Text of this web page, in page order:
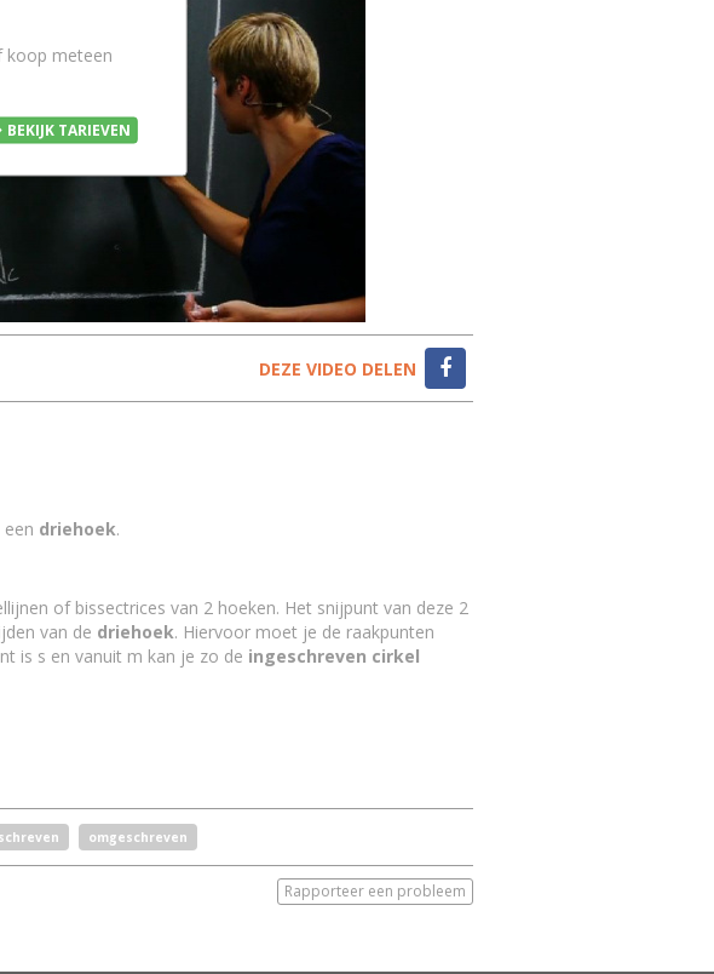
koop meteen
BEKIJK TARIEVEN
DEZE VIDEO DELEN
een driehoek.
of bissectrices van 2 hoeken. Het snijpunt van deze 2
van de driehoek. Hiervoor moet je de raakpunten
is s en vanuit m kan je zo de ingeschreven cirkel
omgeschreven
Rapporteer een probleem